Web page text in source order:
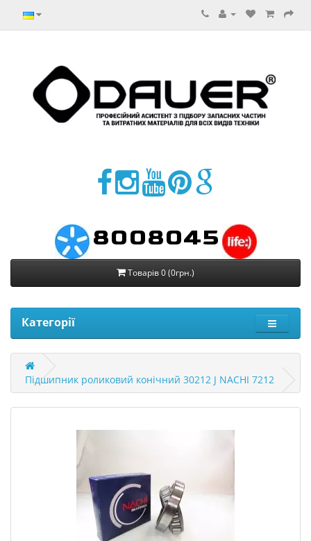
8008045
Товарів 0 (0грн.)
Категорії
Підшипник роликовий конічний 30212 J NACHI 7212